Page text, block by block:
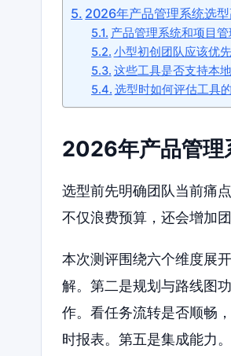
2026年产品管理系统选
产品管理系统和项目
小型初创团队应该优
这些工具是否支持本
选型时如何评估工具
2026年产品管理
选型前先明确团队当前痛
不仅浪费预算，还会增加团
本次测评围绕六个维度展
解。第二是规划与路线图
作。看任务流转是否顺畅
时报表。第五是集成能力